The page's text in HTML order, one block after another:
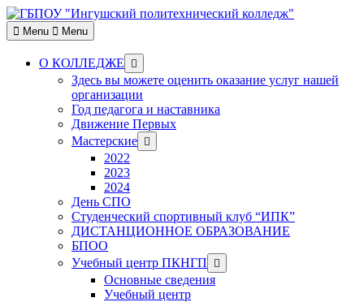
Skip
to
content
Menu Menu
О КОЛЛЕДЖЕ
Show
sub
menu
Здесь вы можете оценить оказание услуг нашей
организации
Год педагога и наставника
Движение Первых
Мастерские Show
sub
2022
2023
2024
День СПО
Студенческий спортивный клуб “ИПК”
ДИСТАНЦИОННОЕ ОБРАЗОВАНИЕ
БПОО
Учебный центр ПКНГП
Show
sub
menu
Основные сведения
Учебный центр